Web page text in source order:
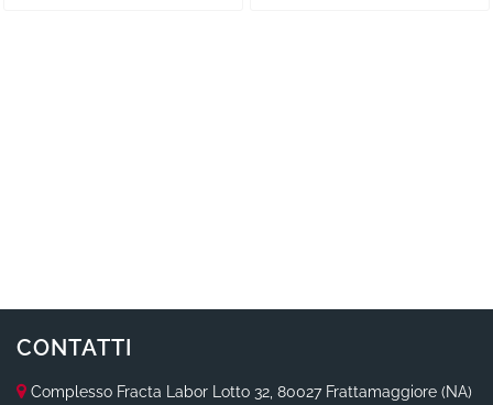
CONTATTI
Complesso Fracta Labor Lotto 32, 80027 Frattamaggiore (NA)